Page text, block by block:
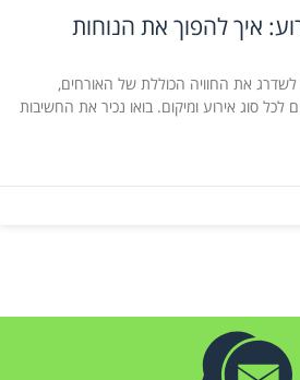
איך להפוך את הנוחות
לשדרג את החוויה הכוללת של האורחים,
לכל סוג אירוע ומיקום. בואו נכיר את החשיבות